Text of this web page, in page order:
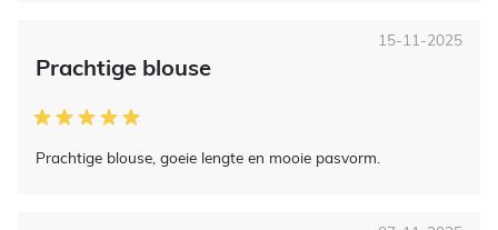
Prachtige blouse
Prachtige blouse, goeie lengte en mooie pasvorm.
15-11-2025